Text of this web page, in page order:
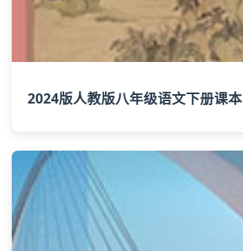
2024版人教版八年级语文下册课本